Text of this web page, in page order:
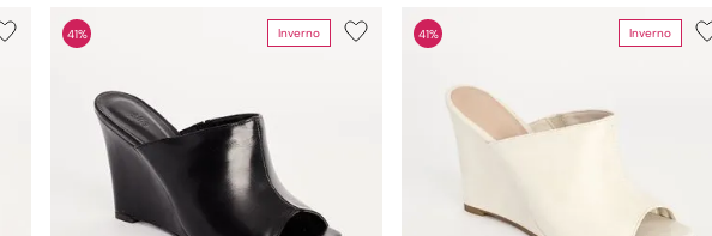
Tamancos
LARANJA
35
Inverno
41% Inverno
41%